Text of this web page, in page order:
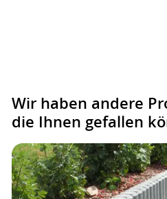
Wir haben andere
die Ihnen gefallen